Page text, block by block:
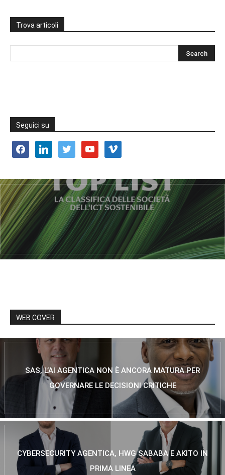
Trova articoli
Seguici su
facebooklinkedin twitter youtube vimeo
WEB COVER
SAS, L’AI AGENTICA NON È ANCORA MATURA PER
GOVERNARE LE DECISIONI CRITICHE
CYBERSECURITY AGENTICA, HWG SABABA E AKITO IN
PRIMA LINEA